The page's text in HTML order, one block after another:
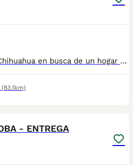
Preciosos cachorros de Chihuahua en busca de un hogar lleno de cariño. Criados en ambiente familiar, bien socializados y con todos los cuidados necesarios para garantizar su bienestar. ✔️ Disponibles machos y hembras (según disponibilidad). ✔️ Se entregan desparasitados y con la cartilla veterinaria al día. ✔️ Padres sanos y de excelente carácter. ✔️ Ideales como compañeros por su pequeño tamaño y personalidad cariñosa. Si buscas un nuevo miembro para tu familia y quieres más información, fotos o reservar un cachorro, no dudes en ponerte en contacto. 624 08 20 74
(83.1km)
- ENTREGA